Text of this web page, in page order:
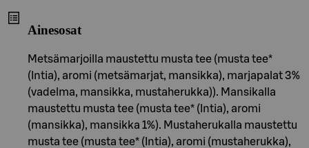
Ainesosat
Metsämarjoilla maustettu musta tee (musta tee*
(Intia), aromi (metsämarjat, mansikka), marjapalat 3%
(vadelma, mansikka, mustaherukka)). Mansikalla
maustettu musta tee (musta tee* (Intia), aromi
(mansikka), mansikka 1%). Mustaherukalla maustettu
musta tee (musta tee* (Intia), aromi (mustaherukka),